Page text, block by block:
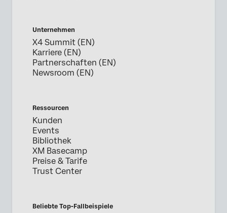
Unternehmen
X4 Summit (EN)
Karriere (EN)
Partnerschaften (EN)
Newsroom (EN)
Ressourcen
Kunden
Events
Bibliothek
XM Basecamp
Preise & Tarife
Trust Center
Beliebte Top-Fallbeispiele